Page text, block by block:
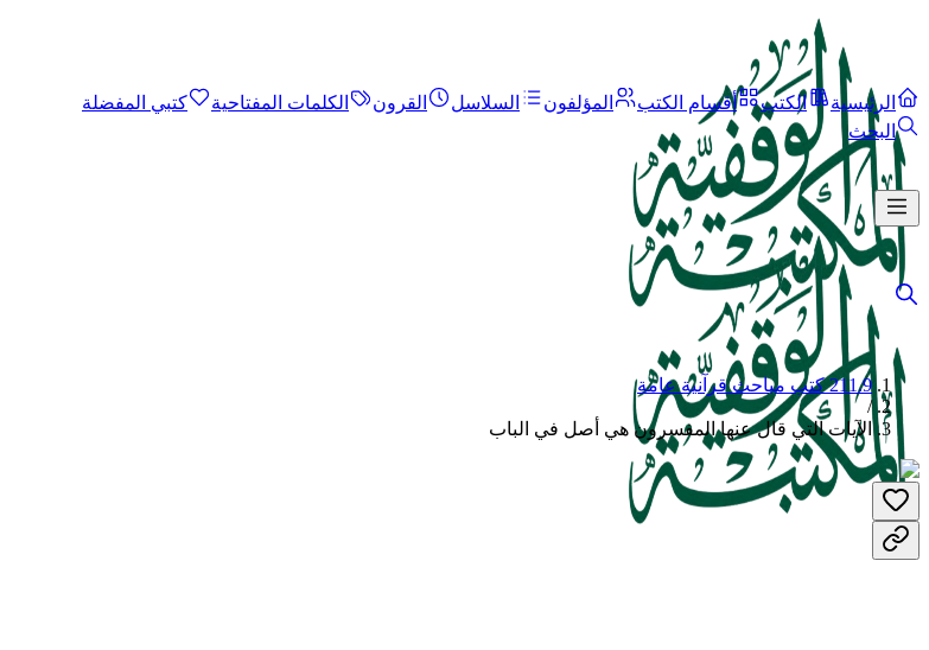
الرئيسية الكتب أقسام الكتب المؤلفون السلاسل القرون الكلمات المفتاحية
كتبي المفضلة
البحث
211.9 كتب مباحث قرآنية عامة
/
الآيات التي قال عنها المفسرون هي أصل في الباب